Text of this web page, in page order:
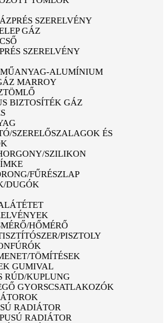
SZERELVÉNY
GÁZ
SZERELVÉNY
MŰANYAG-ALUMÍNIUM
MARROY
BIZTOSÍTÉK GÁZ
SZERELŐSZALAGOK ÉS
SZILIKON
FŰRÉSZLAP
DUGÓK
HŐMÉRŐ
PISZTOLY
TÖMÍTÉSEK
GUMIVAL
RÚD/KUPLUNG
GYORSCSATLAKOZÓK
RADIÁTOR
RADIÁTOR